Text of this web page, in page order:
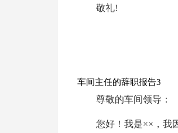
敬礼!
车间主任的辞职报告3
尊敬的车间领导：
您好！我是××，我